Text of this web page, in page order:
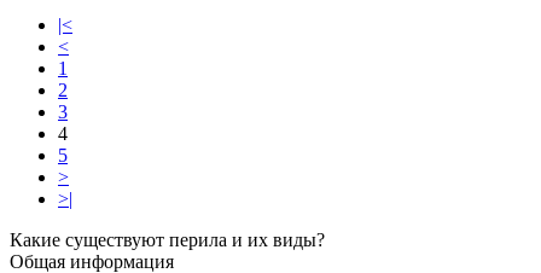
|<
<
1
2
3
4
5
>
>|
Какие существуют перила и их виды?
Общая информация